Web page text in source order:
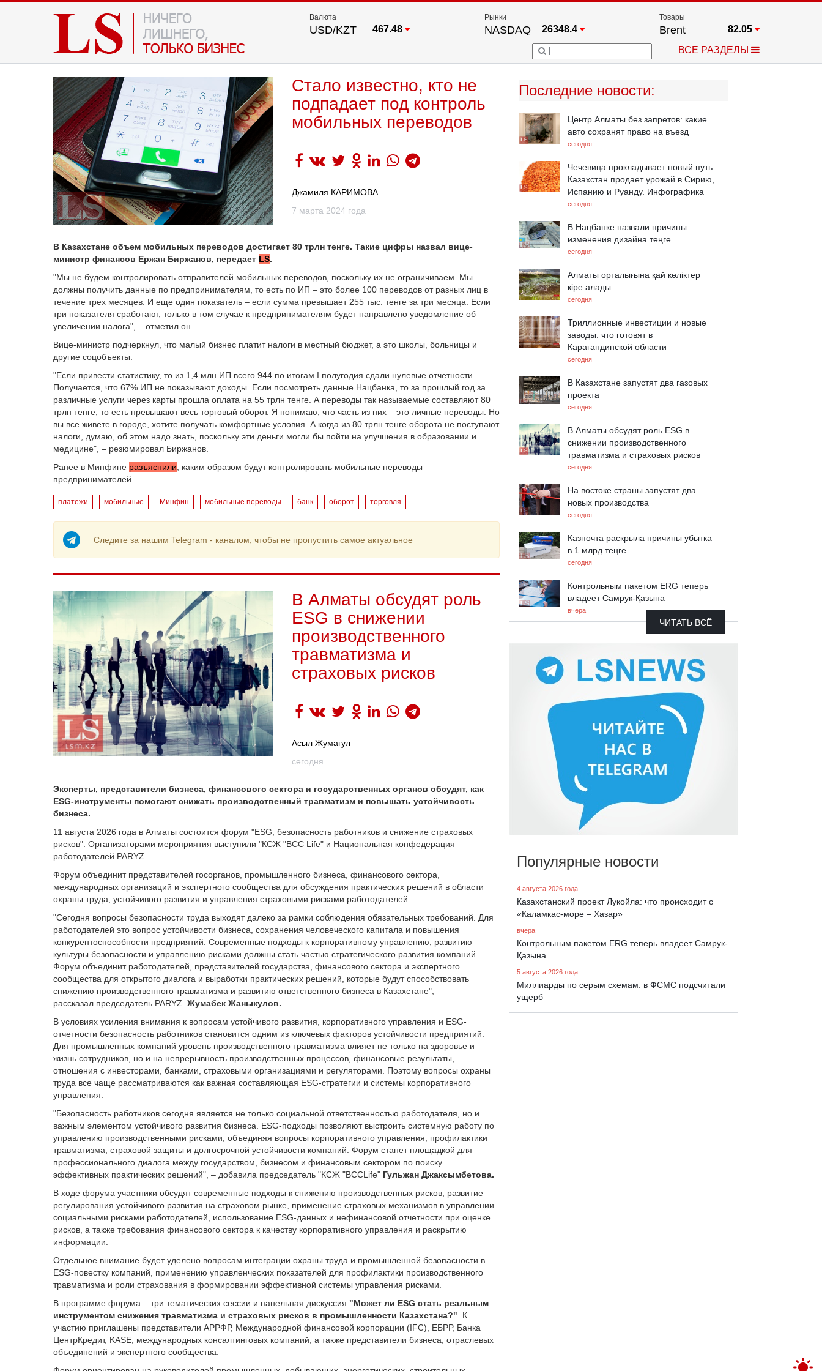
Валюта
USD/KZT 467.48
Рынки
NASDAQ 26348.4
FTSE 100 67.17
53885.1
S&P 500
24505.6
Товары
Brent 82.05
Платина
2.683
ВСЕ РАЗДЕЛЫ
Стало известно, кто не
подпадает под контроль
мобильных переводов
Джамиля КАРИМОВА
7 марта 2024 года
В Казахстане объем мобильных переводов достигает 80 трлн тенге. Такие цифры назвал вице-
министр финансов Ержан Биржанов, передает LS.
"Мы не будем контролировать отправителей мобильных переводов, поскольку их не ограничиваем. Мы
должны получить данные по предпринимателям, то есть по ИП – это более 100 переводов от разных лиц в
течение трех месяцев. И еще один показатель – если сумма превышает 255 тыс. тенге за три месяца. Если
три показателя сработают, только в том случае к предпринимателям будет направлено уведомление об
увеличении налога", – отметил он.
Вице-министр подчеркнул, что малый бизнес платит налоги в местный бюджет, а это школы, больницы и
другие соцобъекты.
"Если привести статистику, то из 1,4 млн ИП всего 944 по итогам I полугодия сдали нулевые отчетности.
Получается, что 67% ИП не показывают доходы. Если посмотреть данные Нацбанка, то за прошлый год за
различные услуги через карты прошла оплата на 55 трлн тенге. А переводы так называемые составляют 80
трлн тенге, то есть превышают весь торговый оборот. Я понимаю, что часть из них – это личные переводы. Но
вы все живете в городе, хотите получать комфортные условия. А когда из 80 трлн тенге оборота не поступают
налоги, думаю, об этом надо знать, поскольку эти деньги могли бы пойти на улучшения в образовании и
медицине", – резюмировал Биржанов.
Ранее в Минфине разъяснили, каким образом будут контролировать мобильные переводы
предпринимателей.
платежи мобильные Минфин мобильные переводы банк оборот торговля
Следите за нашим Telegram - каналом, чтобы не пропустить самое актуальное
В Алматы обсудят роль
ESG в снижении
производственного
травматизма и
страховых рисков
Асыл Жумагул
сегодня
Эксперты, представители бизнеса, финансового сектора и государственных органов обсудят, как
ESG-инструменты помогают снижать производственный травматизм и повышать устойчивость
бизнеса.
11 августа 2026 года в Алматы состоится форум "ESG, безопасность работников и снижение страховых
рисков". Организаторами мероприятия выступили "КСЖ "BCC Life" и Национальная конфедерация
работодателей PARYZ.
Форум объединит представителей госорганов, промышленного бизнеса, финансового сектора,
международных организаций и экспертного сообщества для обсуждения практических решений в области
охраны труда, устойчивого развития и управления страховыми рисками работодателей.
"Сегодня вопросы безопасности труда выходят далеко за рамки соблюдения обязательных требований. Для
работодателей это вопрос устойчивости бизнеса, сохранения человеческого капитала и повышения
конкурентоспособности предприятий. Современные подходы к корпоративному управлению, развитию
культуры безопасности и управлению рисками должны стать частью стратегического развития компаний.
Форум объединит работодателей, представителей государства, финансового сектора и экспертного
сообщества для открытого диалога и выработки практических решений, которые будут способствовать
снижению производственного травматизма и развитию ответственного бизнеса в Казахстане", –
рассказал председатель PARYZ Жумабек Жаныкулов.
В условиях усиления внимания к вопросам устойчивого развития, корпоративного управления и ESG-
отчетности безопасность работников становится одним из ключевых факторов устойчивости предприятий.
Для промышленных компаний уровень производственного травматизма влияет не только на здоровье и
жизнь сотрудников, но и на непрерывность производственных процессов, финансовые результаты,
отношения с инвесторами, банками, страховыми организациями и регуляторами. Поэтому вопросы охраны
труда все чаще рассматриваются как важная составляющая ESG-стратегии и системы корпоративного
управления.
"Безопасность работников сегодня является не только социальной ответственностью работодателя, но и
важным элементом устойчивого развития бизнеса. ESG-подходы позволяют выстроить системную работу по
управлению производственными рисками, объединяя вопросы корпоративного управления, профилактики
травматизма, страховой защиты и долгосрочной устойчивости компаний. Форум станет площадкой для
профессионального диалога между государством, бизнесом и финансовым сектором по поиску
эффективных практических решений", – добавила председатель "КСЖ "BCCLife" Гульжан Джаксымбетова.
В ходе форума участники обсудят современные подходы к снижению производственных рисков, развитие
регулирования устойчивого развития на страховом рынке, применение страховых механизмов в управлении
социальными рисками работодателей, использование ESG-данных и нефинансовой отчетности при оценке
рисков, а также требования финансового сектора к качеству корпоративного управления и раскрытию
информации.
Отдельное внимание будет уделено вопросам интеграции охраны труда и промышленной безопасности в
ESG-повестку компаний, применению управленческих показателей для профилактики производственного
травматизма и роли страхования в формировании эффективной системы управления рисками.
В программе форума – три тематических сессии и панельная дискуссия "Может ли ESG стать реальным
инструментом снижения травматизма и страховых рисков в промышленности Казахстана?". К
участию приглашены представители АРРФР, Международной финансовой корпорации (IFC), ЕБРР, Банка
ЦентрКредит, KASE, международных консалтинговых компаний, а также представители бизнеса, отраслевых
объединений и экспертного сообщества.
Последние новости:
Центр Алматы без запретов: какие
авто сохранят право на въезд
сегодня
Чечевица прокладывает новый путь:
Казахстан продает урожай в Сирию,
Испанию и Руанду. Инфографика
сегодня
В Нацбанке назвали причины
изменения дизайна теңге
сегодня
Алматы орталығына қай көліктер
кіре алады
сегодня
Триллионные инвестиции и новые
заводы: что готовят в
Карагандинской области
сегодня
В Казахстане запустят два газовых
проекта
сегодня
В Алматы обсудят роль ESG в
снижении производственного
травматизма и страховых рисков
сегодня
На востоке страны запустят два
новых производства
сегодня
Казпочта раскрыла причины убытка
в 1 млрд теңге
сегодня
Контрольным пакетом ERG теперь
владеет Самрук-Қазына
вчера
ЧИТАТЬ ВСЁ
Популярные новости
4 августа 2026 года
Казахстанский проект Лукойла: что происходит с
«Каламкас-море – Хазар»
вчера
Контрольным пакетом ERG теперь владеет Самрук-
Қазына
5 августа 2026 года
Миллиарды по серым схемам: в ФСМС подсчитали
ущерб